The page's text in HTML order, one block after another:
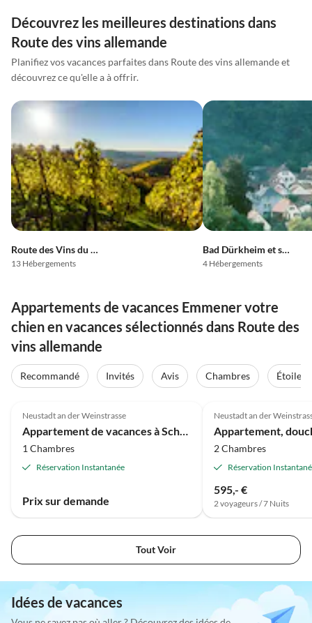
Découvrez les meilleures destinations dans
Route des vins allemande
Planifiez vos vacances parfaites dans Route des vins allemande et
découvrez ce qu'elle a à offrir.
Route des Vins du Sud
13 Hébergements
Bad Dürkheim et ses environs
4 Hébergements
Appartements de vacances Emmener votre
chien en vacances sélectionnés dans Route des
vins allemande
Recommandé Invités Avis Chambres Étoiles
Neustadt an der Weinstrasse
1 Chambres
Réservation Instantanée
Prix sur demande
Neustadt an der
2 Chambres
Réservation
595,- €
2 voyageurs / 7 Nuits
Tout Voir
Idées de vacances